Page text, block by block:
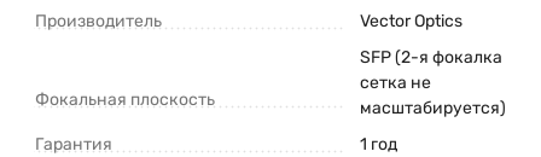
Производитель Vector Optics
Фокальная плоскость
SFP (2-я фокалка
сетка не
масштабируется)
Гарантия
1 год